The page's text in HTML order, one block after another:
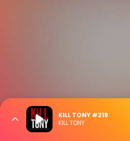
KILL TONY #219
KILL TONY